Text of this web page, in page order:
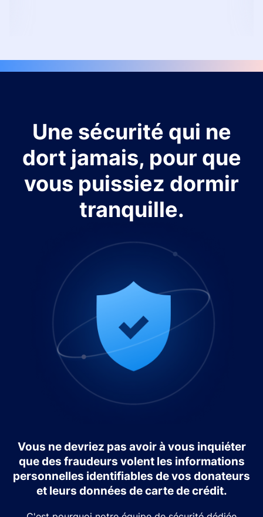
Une sécurité qui ne
dort jamais, pour que
vous puissiez dormir
tranquille.
Vous ne devriez pas avoir à vous inquiéter
que des fraudeurs volent les informations
personnelles identifiables de vos donateurs
et leurs données de carte de crédit.